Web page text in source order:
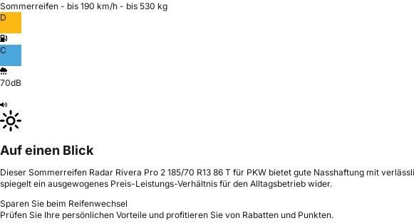
Sommerreifen - bis 190 km/h - bis 530 kg
D
C
70dB
Auf einen Blick
Dieser Sommerreifen Radar Rivera Pro 2 185/70 R13 86 T für PKW bietet gute Nasshaftung mit
spiegelt ein ausgewogenes Preis-Leistungs-Verhältnis für den Alltagsbetrieb wider.
Sparen Sie beim Reifenwechsel
Prüfen Sie Ihre persönlichen Vorteile und profitieren Sie von Rabatten und Punkten.